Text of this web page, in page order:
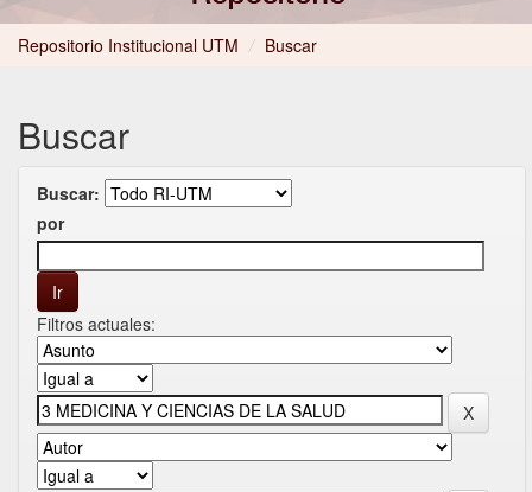
Repositorio Institucional UTM / Buscar
Buscar
Buscar:
por
Filtros actuales: